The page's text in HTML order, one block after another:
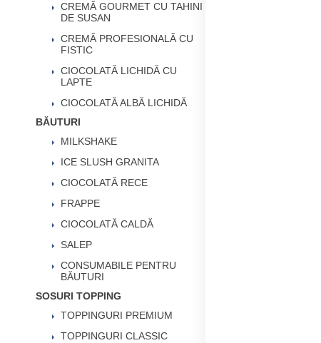
CREMĂ GOURMET CU TAHINI
DE SUSAN
CREMĂ PROFESIONALĂ CU
FISTIC
CIOCOLATĂ LICHIDĂ CU
LAPTE
CIOCOLATĂ ALBĂ LICHIDĂ
BĂUTURI
MILKSHAKE
ICE SLUSH GRANITA
CIOCOLATĂ RECE
FRAPPE
CIOCOLATĂ CALDĂ
SALEP
CONSUMABILE PENTRU
BĂUTURI
SOSURI TOPPING
TOPPINGURI PREMIUM
TOPPINGURI CLASSIC